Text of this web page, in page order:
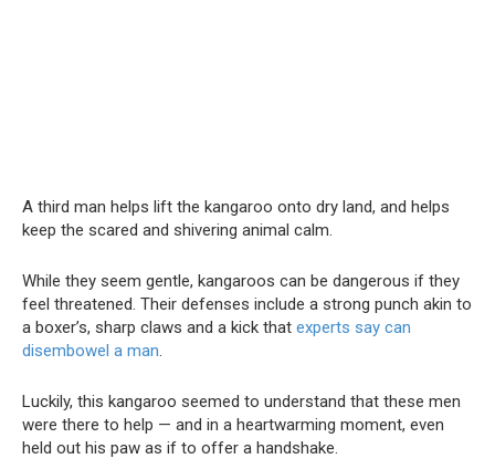
A third man helps lift the kangaroo onto dry land, and helps
keep the scared and shivering animal calm.
While they seem gentle, kangaroos can be dangerous if they
feel threatened. Their defenses include a strong punch akin to
a boxer’s, sharp claws and a kick that experts say can
disembowel a man.
Luckily, this kangaroo seemed to understand that these men
were there to help — and in a heartwarming moment, even
held out his paw as if to offer a handshake.